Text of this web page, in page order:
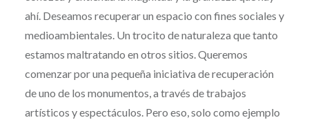
ahí. Deseamos recuperar un espacio con fines sociales y
medioambientales. Un trocito de naturaleza que tanto
estamos maltratando en otros sitios. Queremos
comenzar por una pequeña iniciativa de recuperación
de uno de los monumentos, a través de trabajos
artísticos y espectáculos. Pero eso, solo como ejemplo